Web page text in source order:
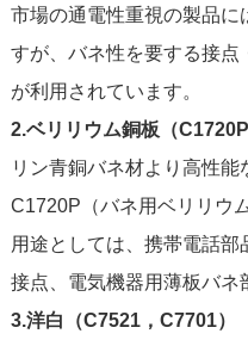
市場の通電性重視の製品に
すが、バネ性を要する接
が利用されています。
2.ベリリウム銅板（C1720P
リン青銅バネ材より高性
C1720P（バネ用ベリリウ
用途としては、携帯電話部
接点、電気機器用薄板バネ
3.洋白（C7521，C7701）